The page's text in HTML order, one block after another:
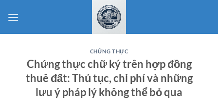
qua
CHỨNG THỰC
Chứng thực chữ ký trên hợp đồng
thuê đất: Thủ tục, chi phí và những
lưu ý pháp lý không thể bỏ qua